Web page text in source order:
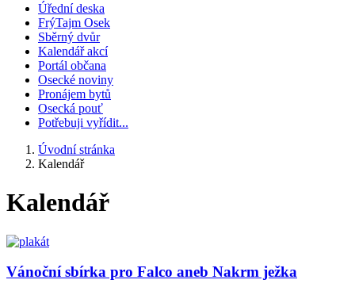
Úřední deska
FrýTajm Osek
Sběrný dvůr
Kalendář akcí
Portál občana
Osecké noviny
Pronájem bytů
Osecká pouť
Potřebuji vyřídit...
Úvodní stránka
Kalendář
Kalendář
Vánoční sbírka pro Falco aneb Nakrm ježka